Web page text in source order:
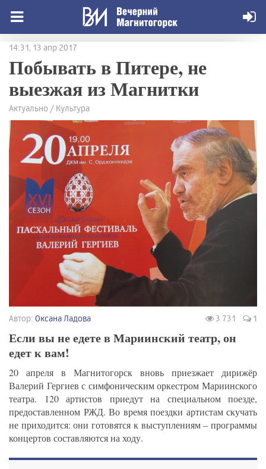
14:31, 13 апр 2017
Побывать в Питере, не
выезжая из Магнитки
Актуально / Культура
Автор: Оксана Ладова 3 731 1
Если вы не едете в Мариинский театр, он
едет к вам!
20 апреля в Магнитогорск вновь приезжает дирижёр
Валерий Гергиев с симфоническим оркестром Мариинского
театра. 120 артистов приедут на специальном поезде,
предоставленном РЖД. Во время поездки артистам скучать
не приходится: они готовятся к выступлениям – программы
концертов составляются на ходу.